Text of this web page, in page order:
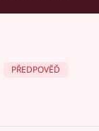
PŘEDPOVĚĎ